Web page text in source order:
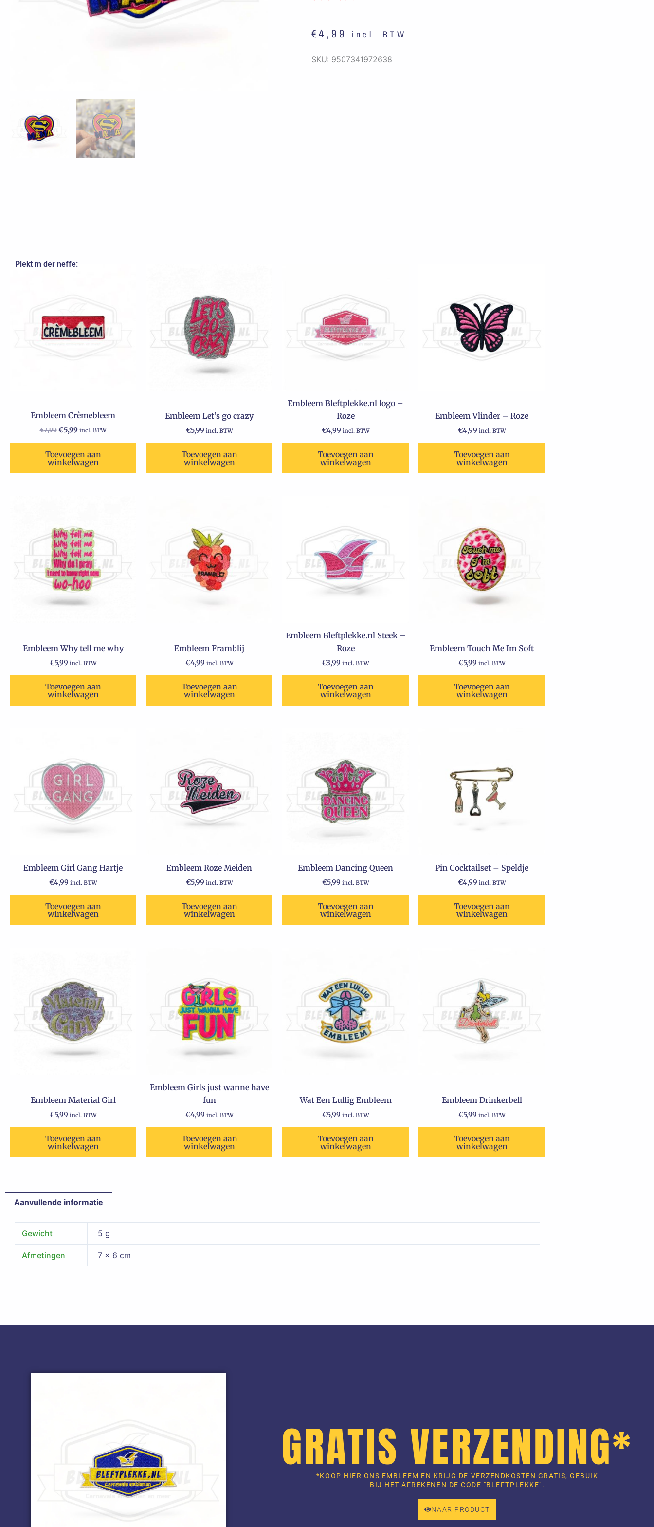
€4,99 incl. BTW
SKU: 9507341972638
Plekt m der neffe:
Embleem Crèmebleem
€7,99
Oorspronkelijke
€5,99
Huidige
incl. BTW
Toevoegen aan
winkelwagen
Embleem Let’s go crazy
€5,99 incl. BTW
Toevoegen aan
winkelwagen
Embleem Bleftplekke.nl logo –
Roze
€4,99 incl. BTW
Toevoegen aan
winkelwagen
Embleem Vlinder – Roze
€4,99 incl. BTW
Toevoegen aan
winkelwagen
Embleem Why tell me why
€5,99 incl. BTW
Toevoegen aan
winkelwagen
Embleem Framblij
€4,99 incl. BTW
Toevoegen aan
winkelwagen
Embleem Bleftplekke.nl Steek –
Roze
€3,99 incl. BTW
Toevoegen aan
winkelwagen
Embleem Touch Me Im Soft
€5,99 incl. BTW
Toevoegen aan
winkelwagen
Embleem Girl Gang Hartje
€4,99 incl. BTW
Toevoegen aan
winkelwagen
Embleem Roze Meiden
€5,99 incl. BTW
Toevoegen aan
winkelwagen
Embleem Dancing Queen
€5,99 incl. BTW
Toevoegen aan
winkelwagen
Pin Cocktailset – Speldje
€4,99 incl. BTW
Toevoegen aan
winkelwagen
Embleem Material Girl
€5,99 incl. BTW
Toevoegen aan
winkelwagen
Embleem Girls just wanne have
fun
€4,99 incl. BTW
Toevoegen aan
winkelwagen
Wat Een Lullig Embleem
€5,99 incl. BTW
Toevoegen aan
winkelwagen
Embleem Drinkerbell
€5,99 incl. BTW
Toevoegen aan
winkelwagen
Aanvullende informatie
Gewicht 5 g
Afmetingen 7 × 6 cm
GRATIS VERZENDING*
*KOOP HIER ONS EMBLEEM EN KRIJG DE VERZENDKOSTEN GRATIS, GEBUIK
BIJ HET AFREKENEN DE CODE "BLEFTPLEKKE".
NAAR PRODUCT